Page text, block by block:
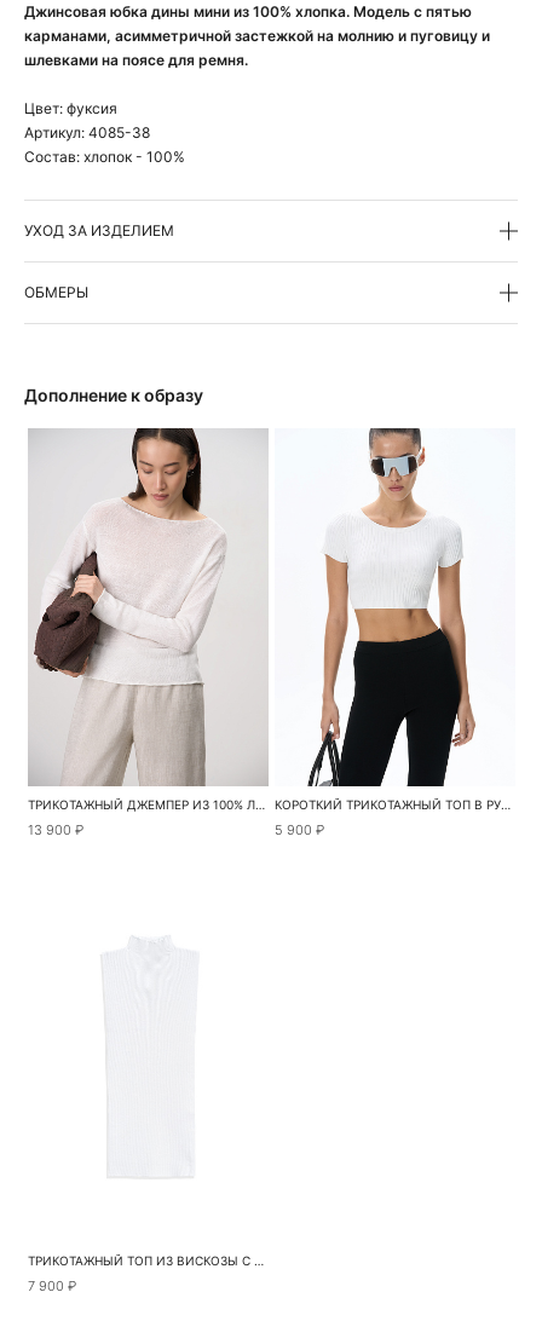
Джинсовая юбка дины мини из 100% хлопка. Модель с пятью
карманами, асимметричной застежкой на молнию и пуговицу и
шлевками на поясе для ремня.
Цвет: фуксия
Артикул: 4085-38
Состав: хлопок - 100%
УХОД ЗА ИЗДЕЛИЕМ
ОБМЕРЫ
Дополнение к образу
ТРИКОТАЖНЫЙ ДЖЕМПЕР ИЗ 100% ЛЬНА
13 900 ₽
КОРОТКИЙ ТРИКОТАЖНЫЙ ТОП В РУБЧИК
5 900 ₽
ТРИКОТАЖНЫЙ ТОП ИЗ ВИСКОЗЫ С ВЫСОКИМ ВОРОТОМ
7 900 ₽